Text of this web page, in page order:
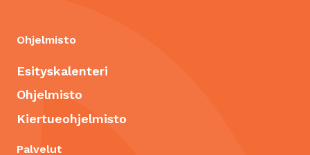
Ohjelmisto
Esityskalenteri
Ohjelmisto
Kiertueohjelmisto
Palvelut